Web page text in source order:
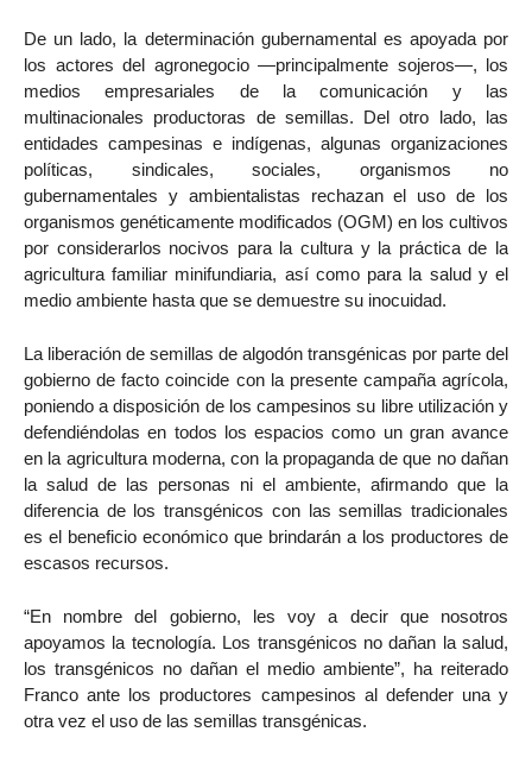
De un lado, la determinación gubernamental es apoyada por
los actores del agronegocio —principalmente sojeros—, los
medios empresariales de la comunicación y las
multinacionales productoras de semillas. Del otro lado, las
entidades campesinas e indígenas, algunas organizaciones
políticas, sindicales, sociales, organismos no
gubernamentales y ambientalistas rechazan el uso de los
organismos genéticamente modificados (OGM) en los cultivos
por considerarlos nocivos para la cultura y la práctica de la
agricultura familiar minifundiaria, así como para la salud y el
medio ambiente hasta que se demuestre su inocuidad.
La liberación de semillas de algodón transgénicas por parte del
gobierno de facto coincide con la presente campaña agrícola,
poniendo a disposición de los campesinos su libre utilización y
defendiéndolas en todos los espacios como un gran avance
en la agricultura moderna, con la propaganda de que no dañan
la salud de las personas ni el ambiente, afirmando que la
diferencia de los transgénicos con las semillas tradicionales
es el beneficio económico que brindarán a los productores de
escasos recursos.
“En nombre del gobierno, les voy a decir que nosotros
apoyamos la tecnología. Los transgénicos no dañan la salud,
los transgénicos no dañan el medio ambiente”, ha reiterado
Franco ante los productores campesinos al defender una y
otra vez el uso de las semillas transgénicas.